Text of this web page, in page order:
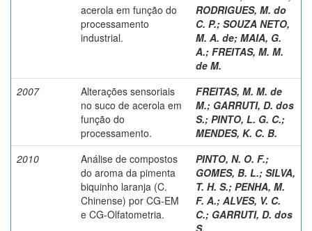
acerola em função do
processamento
industrial.
RODRIGUES, M. do
C. P.; SOUZA NETO,
M. A. de; MAIA, G.
A.; FREITAS, M. M.
de M.
2007
Alterações sensoriais
no suco de acerola em
função do
processamento.
FREITAS, M. M. de
M.; GARRUTI, D. dos
S.; PINTO, L. G. C.;
MENDES, K. C. B.
2010
Análise de compostos
do aroma da pimenta
biquinho laranja (C.
Chinense) por CG-EM
e CG-Olfatometria.
PINTO, N. O. F.;
GOMES, B. L.; SILVA,
T. H. S.; PENHA, M.
F. A.; ALVES, V. C.
C.; GARRUTI, D. dos
S.